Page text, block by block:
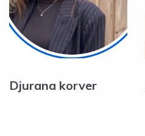
Djurana korver